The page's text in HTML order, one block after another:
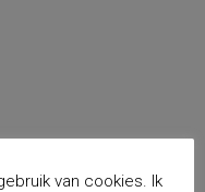
van cookies. Ik